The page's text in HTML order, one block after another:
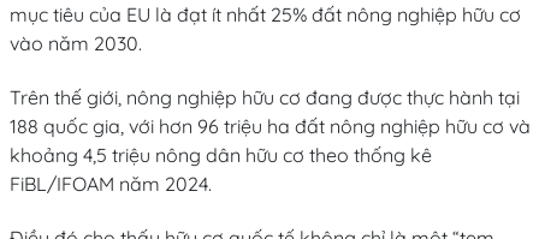
mục tiêu của EU là đạt ít nhất 25% đất nông nghiệp hữu cơ
vào năm 2030.
Trên thế giới, nông nghiệp hữu cơ đang được thực hành tại
188 quốc gia, với hơn 96 triệu ha đất nông nghiệp hữu cơ và
khoảng 4,5 triệu nông dân hữu cơ theo thống kê
FiBL/IFOAM năm 2024.